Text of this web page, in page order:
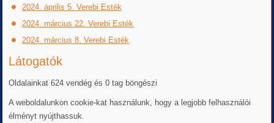
2024. április 5. Verebi Esték
2024. március 22. Verebi Esték
2024. március 8. Verebi Esték
Látogatók
Oldalainkat 624 vendég és 0 tag böngészi
A weboldalunkon cookie-kat használunk, hogy a legjobb felhasználói
élményt nyújthassuk.